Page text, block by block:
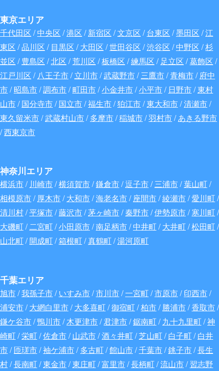
東京エリア
千代田区 /中央区 /港区 /新宿区 /文京区 /台東区 /墨田区 /江
東区 /品川区 / 目黒区 /大田区 /世田谷区 /渋谷区 /中野区 /杉
並区 /豊島区 /北区 /荒川区 /板橋区 /練馬区 /足立区 /葛飾区 /
江戸川区 / 八王子市/立川市/武蔵野市/三鷹市/青梅市/府中
市/昭島市/調布市/町田市/小金井市/小平市/ 日野市/東村
山市/国分寺市/国立市/福生市/狛江市/東大和市/清瀬市/
東久留米市/武蔵村山市/多摩市/稲城市/羽村市/あきる野市
/西東京市
神奈川エリア
横浜市/ 川崎市/横須賀市/鎌倉市/逗子市/三浦市/葉山町/
相模原市/厚木市/大和市/海老名市/座間市/綾瀬市/愛川町/
清川村/平塚市/藤沢市/茅ヶ崎市/秦野市/伊勢原市/寒川町/
大磯町/二宮町/小田原市/南足柄市/中井町/大井町/松田町/
山北町/開成町/箱根町/真鶴町/湯河原町
千葉エリア
旭市/我孫子市/いすみ市/市川市/一宮町/市原市/印西市/
浦安市/大網白里市/大多喜町/御宿町/柏市/勝浦市/香取市/
鎌ケ谷市/鴨川市/木更津市/君津市/鋸南町/九十九里町/神
崎町/栄町/佐倉市/山武市/酒々井町/芝山町/白子町/白井
市/匝瑳市/袖ケ浦市/多古町/館山市/千葉市/銚子市/長生
村/長南町/東金市/東庄町/富里市/長柄町/流山市/習志野